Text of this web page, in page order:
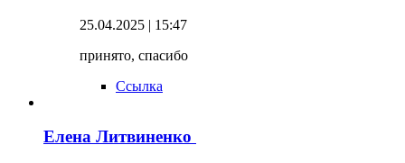
25.04.2025 | 15:47
принято, спасибо
Ссылка
Елена Литвиненко